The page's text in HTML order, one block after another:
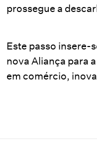
prossegue a
Este passo insere-
nova Aliança para
em comércio,